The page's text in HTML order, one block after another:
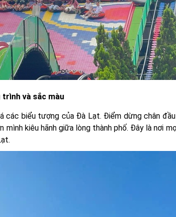
trình và sắc màu
các biểu tượng của Đà Lạt. Điểm dừng chân
mình kiêu hãnh giữa lòng thành phố. Đây là nơi